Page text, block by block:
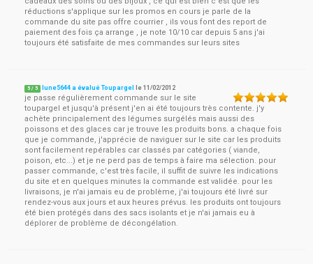
réductions s'applique sur les promos en cours je parle de la
commande du site pas offre courrier , ils vous font des report de
paiement des fois ça arrange , je note 10/10 car depuis 5 ans j'ai
toujours été satisfaite de mes commandes sur leurs sites
5 / 5 lune5644 a évalué Toupargel le11/02/2012
je passe régulièrement commande sur le site
toupargel et jusqu'à présent j'en ai été toujours très contente. j'y
achète principalement des légumes surgélés mais aussi des
poissons et des glaces car je trouve les produits bons. a chaque fois
que je commande, j'apprécie de naviguer sur le site car les produits
sont facilement repérables car classés par catégories ( viande,
poison, etc...) et je ne perd pas de temps à faire ma sélection. pour
passer commande, c'est très facile, il suffit de suivre les indications
du site et en quelques minutes la commande est validée. pour les
livraisons, je n'ai jamais eu de problème, j'ai toujours été livré sur
rendez-vous aux jours et aux heures prévus. les produits ont toujours
été bien protégés dans des sacs isolants et je n'ai jamais eu à
déplorer de problème de décongélation.